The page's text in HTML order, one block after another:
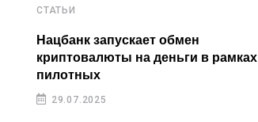
СТАТЬИ
Нацбанк запускает обмен
криптовалюты на деньги в рамках
пилотных
29.07.2025